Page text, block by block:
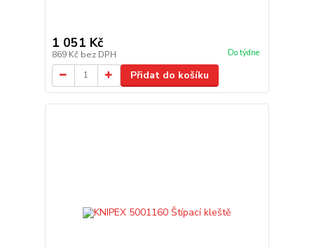
1 051 Kč
869 Kč bez DPH Do týdne
Přidat do košíku